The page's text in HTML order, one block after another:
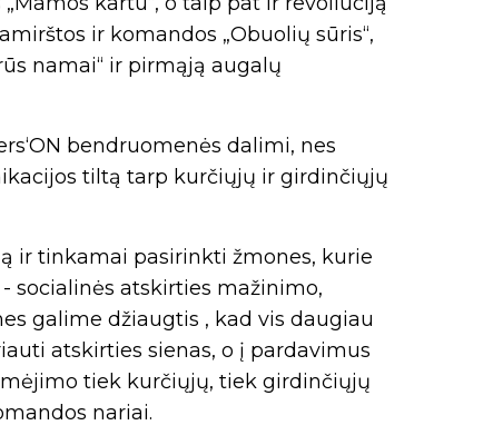
ir komandos „Obuolių sūris“,
namai“ ir pirmąją augalų
bendruomenės dalimi, nes
tiltą tarp kurčiųjų ir girdinčiųjų
ir tinkamai pasirinkti žmones, kurie
socialinės atskirties mažinimo,
galime džiaugtis , kad vis daugiau
atskirties sienas, o į pardavimus
tiek kurčiųjų, tiek girdinčiųjų
nariai.